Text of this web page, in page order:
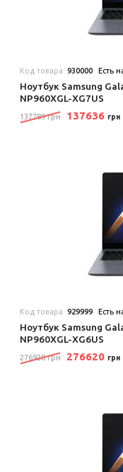
Код товара:930000 Есть
Ноутбук Samsung
NP960XGL-XG7US
137789 грн 137636 грн
Код товара:929999 Есть
Ноутбук Samsung
NP960XGL-XG6US
276928 грн 276620 грн